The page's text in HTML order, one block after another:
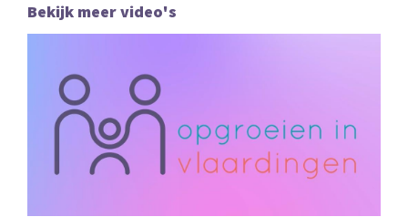
Bekijk meer video's